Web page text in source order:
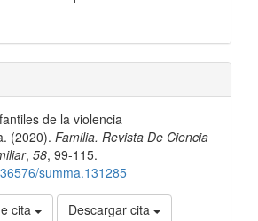
de la violencia
(2020). Familia. Revista De Ciencia
, 58, 99-115.
summa.131285
cita Descargar cita